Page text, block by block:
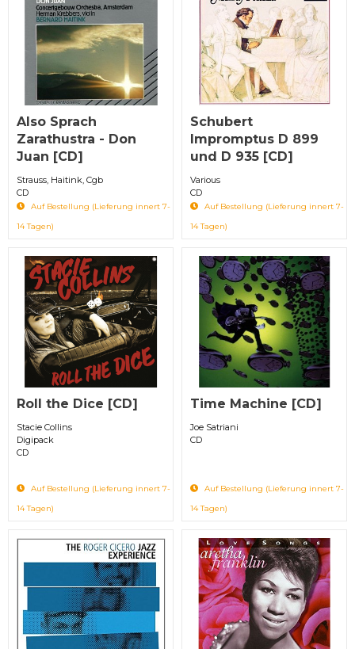
Also Sprach
Zarathustra - Don
Juan [CD]
Strauss, Haitink, Cgb
CD
Auf Bestellung (Lieferung innert 7-
14 Tagen)
Schubert
Impromptus D 899
und D 935 [CD]
Various
CD
Auf Bestellung (Lieferung innert 7-
14 Tagen)
Roll the Dice [CD]
Stacie Collins
Digipack
CD
Auf Bestellung (Lieferung innert 7-
14 Tagen)
Time Machine [CD]
Joe Satriani
CD
Auf Bestellung (Lieferung innert 7-
14 Tagen)